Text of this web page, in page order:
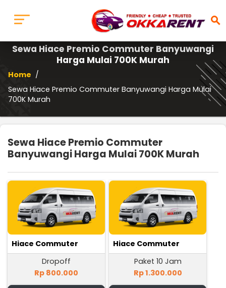
search
Sewa Hiace Premio Commuter Banyuwangi
Harga Mulai 700K Murah
Home /
Sewa Hiace Premio Commuter Banyuwangi Harga Mulai
700K Murah
Sewa Hiace Premio Commuter
Banyuwangi Harga Mulai 700K Murah
Hiace Commuter
Dropoff
Rp 800.000
Hiace Commuter
Paket 10 Jam
Rp 1.300.000